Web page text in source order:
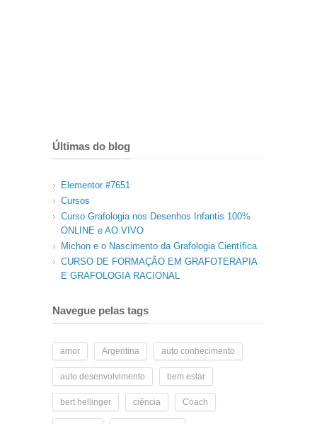
Últimas do blog
Elementor #7651
Cursos
Curso Grafologia nos Desenhos Infantis 100%
ONLINE e AO VIVO
Michon e o Nascimento da Grafologia Científica
CURSO DE FORMAÇÃO EM GRAFOTERAPIA
E GRAFOLOGIA RACIONAL
Navegue pelas tags
amor Argentina auto conhecimento
auto desenvolvimento bem estar
bert hellinger ciência Coach